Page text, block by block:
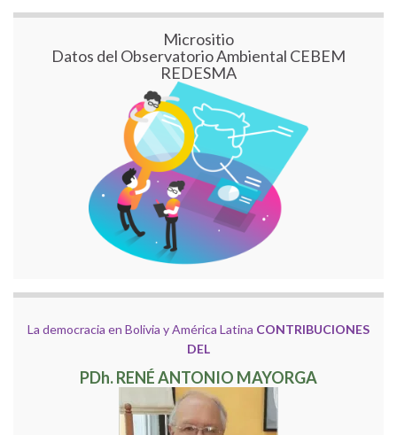
Micrositio
Datos del Observatorio Ambiental CEBEM
REDESMA
La democracia en Bolivia y América Latina CONTRIBUCIONES
DEL
PDh. RENÉ ANTONIO MAYORGA